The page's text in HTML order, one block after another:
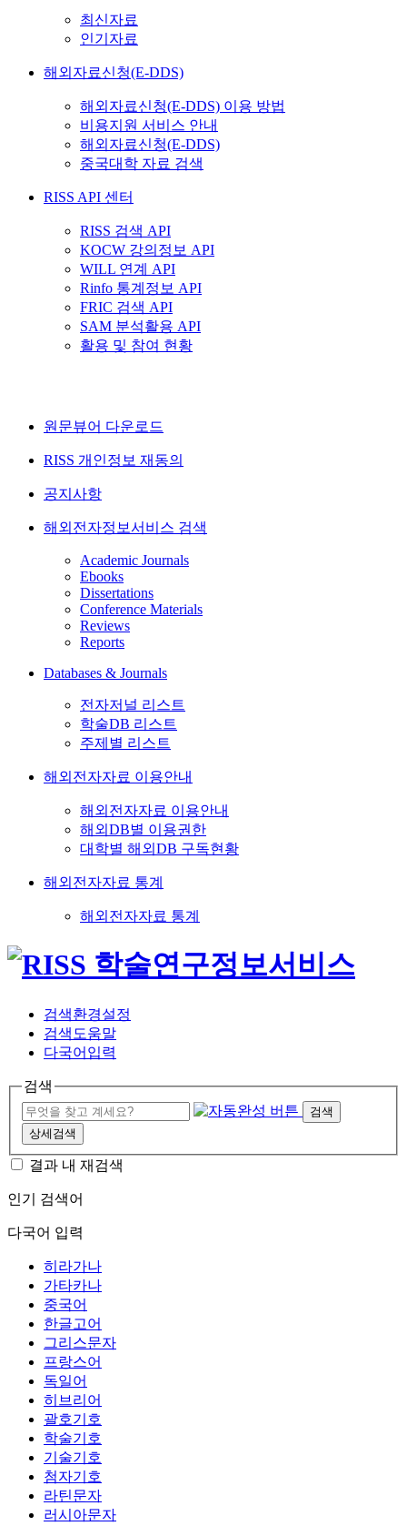
최신자료
인기자료
해외자료신청(E-DDS)
해외자료신청(E-DDS) 이용 방법
비용지원 서비스 안내
해외자료신청(E-DDS)
중국대학 자료 검색
RISS API 센터
RISS 검색 API
KOCW 강의정보 API
WILL 연계 API
Rinfo 통계정보 API
FRIC 검색 API
SAM 분석활용 API
활용 및 참여 현황
원문뷰어 다운로드
RISS 개인정보 재동의
공지사항
해외전자정보서비스 검색
Academic Journals
Ebooks
Dissertations
Conference Materials
Reviews
Reports
Databases & Journals
전자저널 리스트
학술DB 리스트
주제별 리스트
해외전자자료 이용안내
해외전자자료 이용안내
해외DB별 이용권한
대학별 해외DB 구독현황
해외전자자료 통계
해외전자자료 통계
검색환경설정
검색도움말
다국어입력
검색
검색
상세검색
결과 내 재검색
인기 검색어
다국어 입력
히라가나
가타카나
중국어
한글고어
그리스문자
프랑스어
독일어
히브리어
괄호기호
학술기호
기술기호
첨자기호
라틴문자
러시아문자